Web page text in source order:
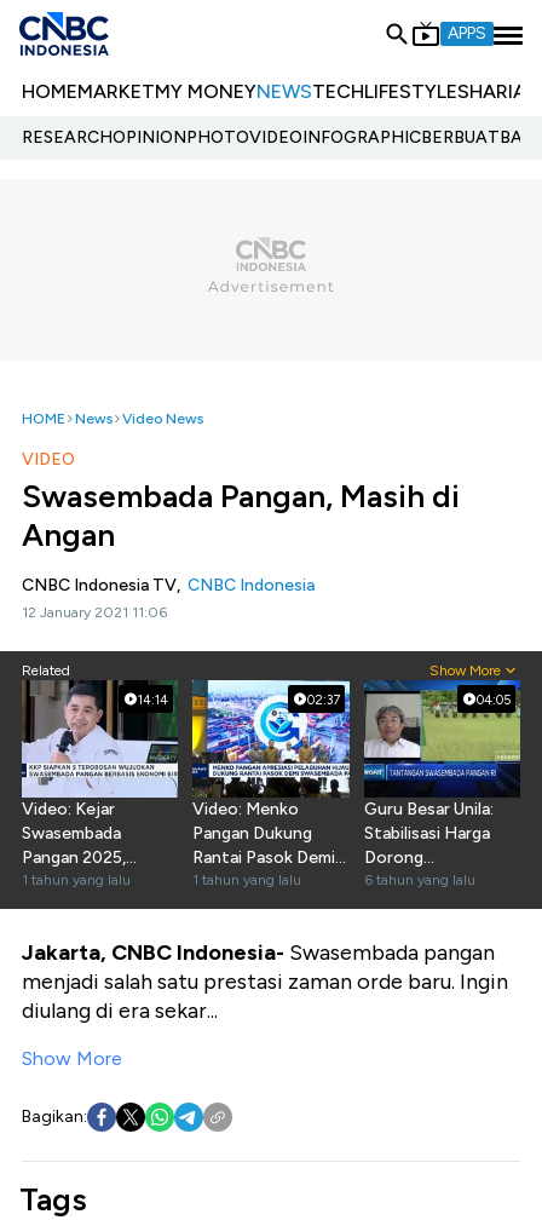
APPS
HOMEMARKETMY MONEYNEWSTECHLIFESTYLESHARIA
RESEARCHOPINIONPHOTOVIDEOINFOGRAPHIC
HOME News Video News
VIDEO
Swasembada Pangan, Masih di
Angan
CNBC Indonesia TV, CNBC Indonesia
12 January 2021 11:06
Related Show More
14:14
Video: Kejar
Swasembada
Pangan 2025,
Pemerintah Siapkan
"Jurus Sakti"
1 tahun yang lalu
02:37
Video: Menko
Pangan Dukung
Rantai Pasok Demi
Swasembada
Pangan
1 tahun yang lalu
04:05
Guru Besar Unila:
Stabilisasi Harga
Dorong
Swasembada
Pangan
6 tahun yang lalu
Jakarta, CNBC Indonesia- Swasembada pangan
menjadi salah satu prestasi zaman orde baru. Ingin
diulang di era sekar...
Show More
Bagikan:
Tags